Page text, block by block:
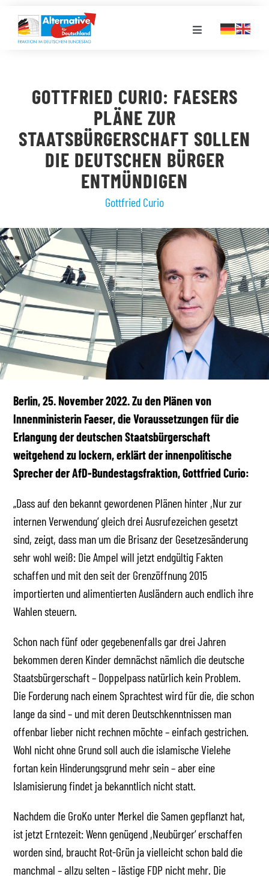
Inhalt
springen
Toggle
VERANSTALTUNGEN
STELLENPORTAL
MEDIATHEK
GOTTFRIED CURIO: FAESERS
PLÄNE ZUR
STAATSBÜRGERSCHAFT SOLLEN
DIE DEUTSCHEN BÜRGER
ENTMÜNDIGEN
Gottfried Curio
Berlin, 25. November 2022. Zu den Plänen von
Innenministerin Faeser, die Voraussetzungen für die
Erlangung der deutschen Staatsbürgerschaft
weitgehend zu lockern, erklärt der innenpolitische
Sprecher der AfD-Bundestagsfraktion, Gottfried Curio:
„Dass auf den bekannt gewordenen Plänen hinter ,Nur zur
internen Verwendung‘ gleich drei Ausrufezeichen gesetzt
sind, zeigt, dass man um die Brisanz der Gesetzesänderung
sehr wohl weiß: Die Ampel will jetzt endgültig Fakten
schaffen und mit den seit der Grenzöffnung 2015
importierten und alimentierten Ausländern auch endlich ihre
Wahlen steuern.
Schon nach fünf oder gegebenenfalls gar drei Jahren
bekommen deren Kinder demnächst nämlich die deutsche
Staatsbürgerschaft – Doppelpass natürlich kein Problem.
Die Forderung nach einem Sprachtest wird für die, die schon
lange da sind – und mit deren Deutschkenntnissen man
offenbar lieber nicht rechnen möchte – einfach gestrichen.
Wohl nicht ohne Grund soll auch die islamische Vielehe
fortan kein Hinderungsgrund mehr sein – aber eine
Islamisierung findet ja bekanntlich nicht statt.
Nachdem die GroKo unter Merkel die Samen gepflanzt hat,
ist jetzt Erntezeit: Wenn genügend ,Neubürger‘ erschaffen
worden sind, braucht Rot-Grün ja vielleicht schon bald die
manchmal – allzu selten – lästige FDP nicht mehr. Die